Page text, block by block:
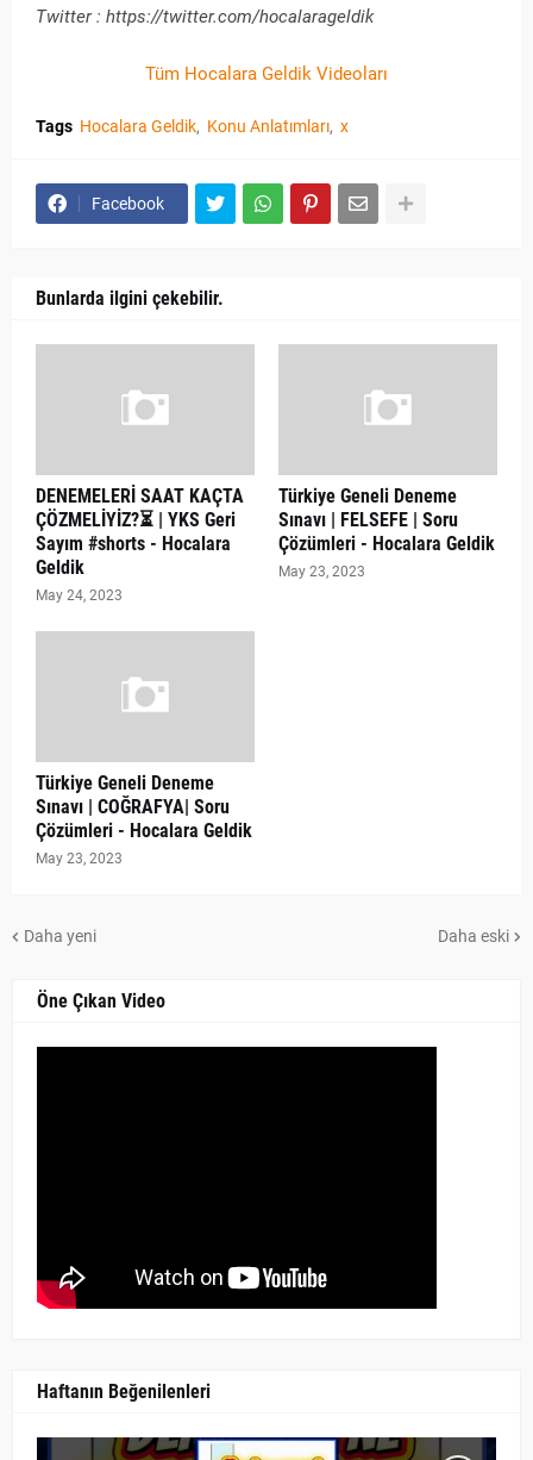
Twitter : https://twitter.com/hocalarageldik
Tüm Hocalara Geldik Videoları
Tags Hocalara Geldik Konu Anlatımları x
Facebook
Bunlarda ilgini çekebilir.
DENEMELERİ SAAT KAÇTA
ÇÖZMELİYİZ?⏳ | YKS Geri
Sayım #shorts - Hocalara
Geldik
May 24, 2023
Türkiye Geneli Deneme
Sınavı | FELSEFE | Soru
Çözümleri - Hocalara Geldik
May 23, 2023
Türkiye Geneli Deneme
Sınavı | COĞRAFYA| Soru
Çözümleri - Hocalara Geldik
May 23, 2023
Daha yeni Daha eski
Öne Çıkan Video
Haftanın Beğenilenleri